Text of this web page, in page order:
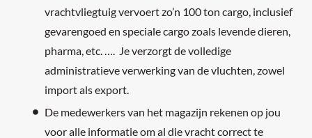
vrachtvliegtuig vervoert zo’n 100 ton cargo, inclusief
gevarengoed en speciale cargo zoals levende dieren,
pharma, etc. …. Je verzorgt de volledige
administratieve verwerking van de vluchten, zowel
import als export.
De medewerkers van het magazijn rekenen op jou
voor alle informatie om al die vracht correct te